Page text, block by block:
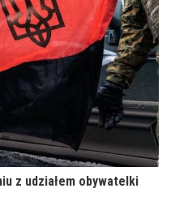
z udziałem obywatelki